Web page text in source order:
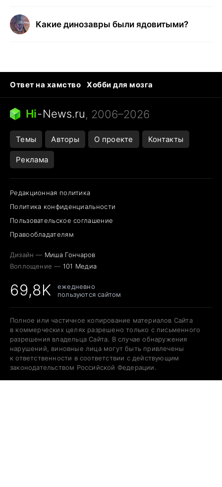
Какие динозавры были ядовитыми?
Ответ на хамство
Хобби для мозга
Бензин 100 и 95
Тунцы в океанариуме
Следующая пандемия
Hi-News.ru, 2006–2026
Темы Авторы О проекте Контакты
Реклама
Редакционная политика
Политика конфиденциальности
Пользовательское соглашение
Правообладателям
Дизайн — Миша Гончаров
Воплощение — 101 Медиа
69,8K
ежедневно
пользуются сайтом
Полное или частичное копирование материалов Сайта
в коммерческих целях разрешено только с письменного
разрешения владельца Сайта. В случае обнаружения
нарушений, виновные лица могут быть привлечены
к ответственности в соответствии с действующим
законодательством Российской Федерации.